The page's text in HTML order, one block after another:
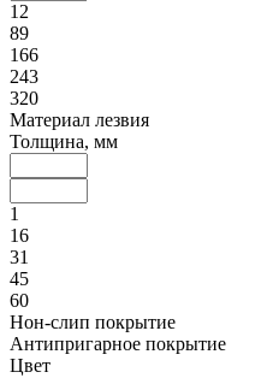
12
89
166
243
320
Материал лезвия
Толщина, мм
1
16
31
45
60
Нон-слип покрытие
Антипригарное покрытие
Цвет